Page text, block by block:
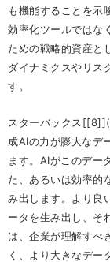
も機能することを
効率化ツールではな
ための戦略的資産と
ダイナミクスやリス
す。
スターバックス
成AIの力が膨大なデ
ます。AIがこのデー
た、あるいは効率的
み出します。より良
ータを生み出し、そ
は、企業が理解すべ
く、より大きなデー